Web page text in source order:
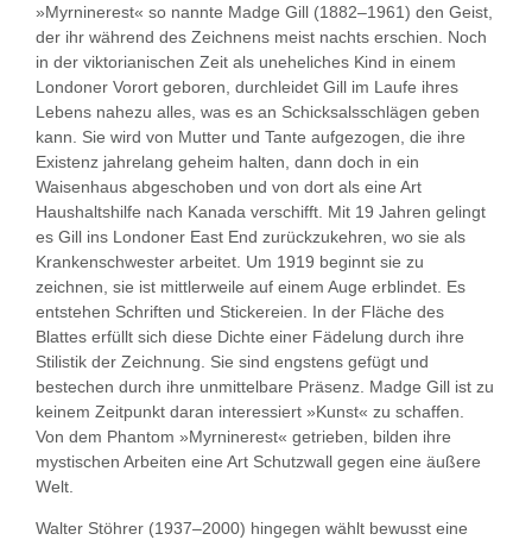
»Myrninerest« so nannte Madge Gill (1882–1961) den Geist,
der ihr während des Zeichnens meist nachts erschien. Noch
in der viktorianischen Zeit als uneheliches Kind in einem
Londoner Vorort geboren, durchleidet Gill im Laufe ihres
Lebens nahezu alles, was es an Schicksalsschlägen geben
kann. Sie wird von Mutter und Tante aufgezogen, die ihre
Existenz jahrelang geheim halten, dann doch in ein
Waisenhaus abgeschoben und von dort als eine Art
Haushaltshilfe nach Kanada verschifft. Mit 19 Jahren gelingt
es Gill ins Londoner East End zurückzukehren, wo sie als
Krankenschwester arbeitet. Um 1919 beginnt sie zu
zeichnen, sie ist mittlerweile auf einem Auge erblindet. Es
entstehen Schriften und Stickereien. In der Fläche des
Blattes erfüllt sich diese Dichte einer Fädelung durch ihre
Stilistik der Zeichnung. Sie sind engstens gefügt und
bestechen durch ihre unmittelbare Präsenz. Madge Gill ist zu
keinem Zeitpunkt daran interessiert »Kunst« zu schaffen.
Von dem Phantom »Myrninerest« getrieben, bilden ihre
mystischen Arbeiten eine Art Schutzwall gegen eine äußere
Welt.
Walter Stöhrer (1937–2000) hingegen wählt bewusst eine